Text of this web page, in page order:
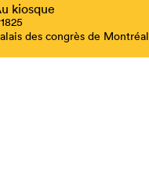
kiosque
des congrès de Montréal